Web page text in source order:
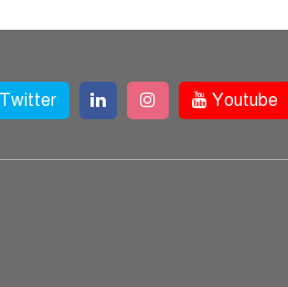
Twitter Youtube